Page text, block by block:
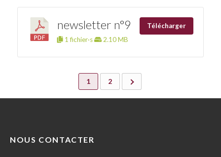
newsletter n°9
1 fichier·s 2.10 MB
Télécharger
1 2
NOUS CONTACTER